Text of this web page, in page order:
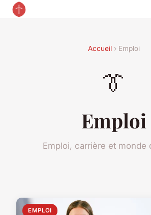
Accueil › Emploi
👔
Emploi
Emploi, carrière et monde
EMPLOI